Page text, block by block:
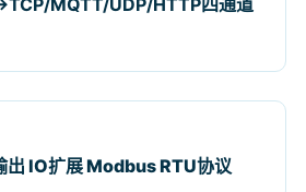
MQTT/UDP/HTTP四通道
IO扩展 Modbus RTU协议